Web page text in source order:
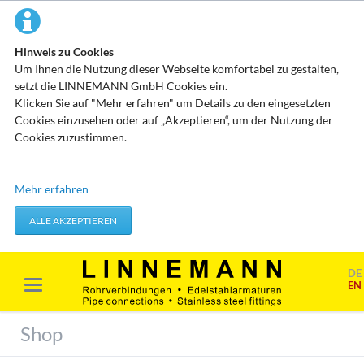
Hinweis zu Cookies
Um Ihnen die Nutzung dieser Webseite komfortabel zu gestalten,
setzt die LINNEMANN GmbH Cookies ein.
Klicken Sie auf "Mehr erfahren" um Details zu den eingesetzten
Cookies einzusehen oder auf „Akzeptieren“, um der Nutzung der
Cookies zuzustimmen.
Technisch erforderliche Cookies
werden verwendet um von Ihnen getätigte Aktionen, wie etwa das
Festlegen Ihrer Datenschutzeinstellungen zu übernehmen.
Erforderliche Cookies akzeptieren
Marketing & Analyse
ausgewertet werden. Das geschieht vor allem mit Cookies und mit
sogenannten Analyseprogrammen. Die Analyse Ihres Surf-
Mehr erfahren
ALLE AKZEPTIEREN
DE
EN
Shop